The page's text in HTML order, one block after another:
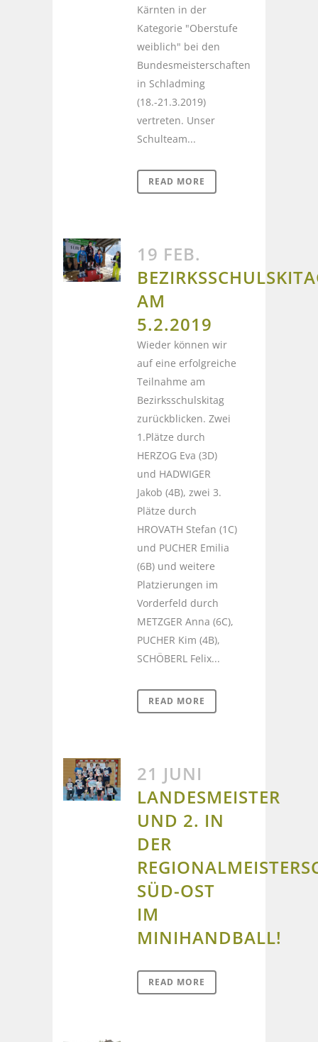
Kärnten in der
Kategorie "Oberstufe
weiblich" bei den
Bundesmeisterschaften
in Schladming
(18.-21.3.2019)
vertreten. Unser
Schulteam...
READ MORE
19 FEB.
AM
5.2.2019
Wieder können wir
auf eine erfolgreiche
Teilnahme am
Bezirksschulskitag
zurückblicken. Zwei
1.Plätze durch
HERZOG Eva (3D)
und HADWIGER
Jakob (4B), zwei 3.
Plätze durch
HROVATH Stefan (1C)
und PUCHER Emilia
(6B) und weitere
Platzierungen im
Vorderfeld durch
METZGER Anna (6C),
PUCHER Kim (4B),
SCHÖBERL Felix...
READ MORE
21 JUNI
LANDESMEISTER
UND 2. IN
DER
SÜD-OST
IM
MINIHANDBALL!
READ MORE